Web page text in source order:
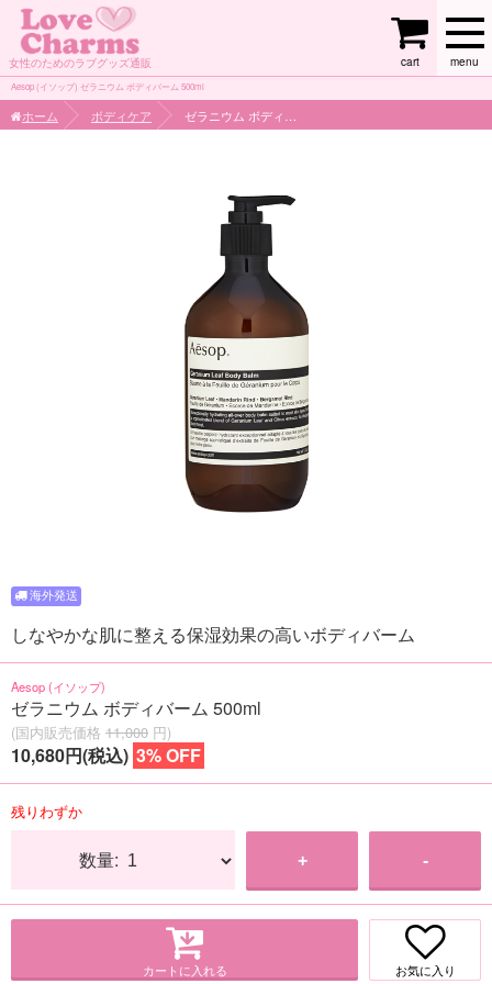
女性のためのラブグッズ通販 menu
cart
Aesop (イソップ) ゼラニウム ボディバーム 500ml
ホーム ボディケア
しなやかな肌に整える保湿効果の高いボディバーム
Aesop (イソップ)
ゼラニウム ボディバーム 500ml
(国内販売価格 11,000 円)
10,680円(税込) 3% OFF
残りわずか
数量: + -
カートに入れる お気に入り